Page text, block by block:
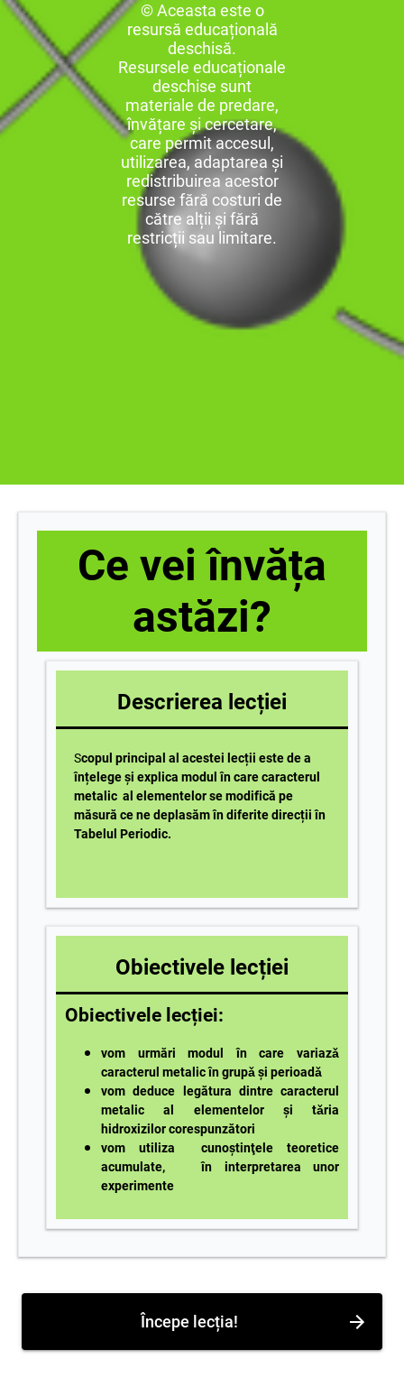
© Aceasta este o
resursă educațională
deschisă.
Resursele educaționale
deschise sunt
materiale de predare,
învățare și cercetare,
care permit accesul,
utilizarea, adaptarea și
redistribuirea acestor
resurse fără costuri de
către alții și fără
restricții sau limitare.
Ce vei învăța
astăzi?
Descrierea lecției
Scopul principal al acestei lecții este de a
înțelege și explica modul în care caracterul
metalic al elementelor se modifică pe
măsură ce ne deplasăm în diferite direcții în
Tabelul Periodic.
Obiectivele lecției
Obiectivele lecției:
vom urmări modul în care variazǎ
caracterul metalic în grupǎ şi perioadǎ
vom deduce legătura dintre caracterul
metalic al elementelor şi tǎria
hidroxizilor corespunzători
vom utiliza cunoștinţele teoretice
acumulate, în interpretarea unor
experimente
Începe lecția!